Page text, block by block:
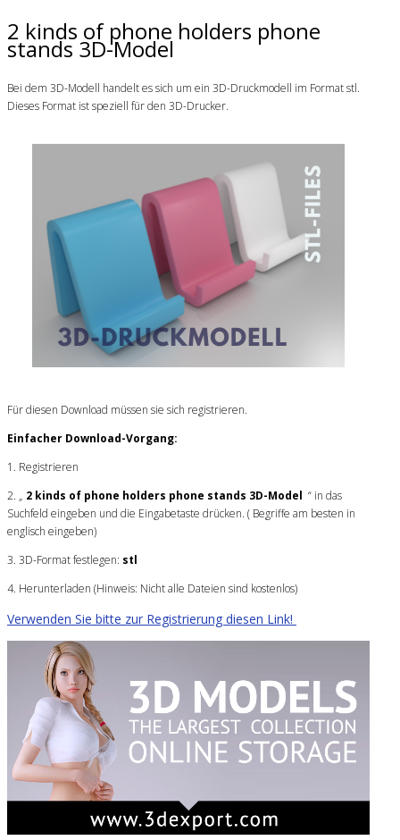
2 kinds of phone holders phone
stands 3D-Model
Bei dem 3D-Modell handelt es sich um ein 3D-Druckmodell im Format stl.
Dieses Format ist speziell für den 3D-Drucker.
Für diesen Download müssen sie sich registrieren.
Einfacher Download-Vorgang:
1. Registrieren
2. „ 2 kinds of phone holders phone stands 3D-Model “ in das
Suchfeld eingeben und die Eingabetaste drücken. ( Begriffe am besten in
englisch eingeben)
3. 3D-Format festlegen: stl
4. Herunterladen (Hinweis: Nicht alle Dateien sind kostenlos)
Verwenden Sie bitte zur Registrierung diesen Link!